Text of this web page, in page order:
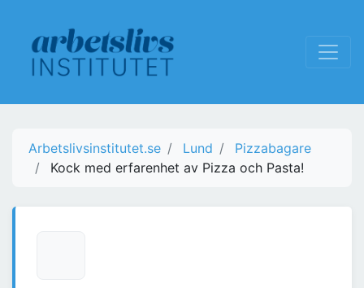
Arbetslivsinstitutet.se Lund
Pizzabagare
Kock med erfarenhet av Pizza och Pasta!